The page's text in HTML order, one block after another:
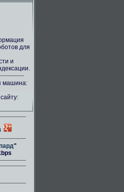
для
и
машина:
"